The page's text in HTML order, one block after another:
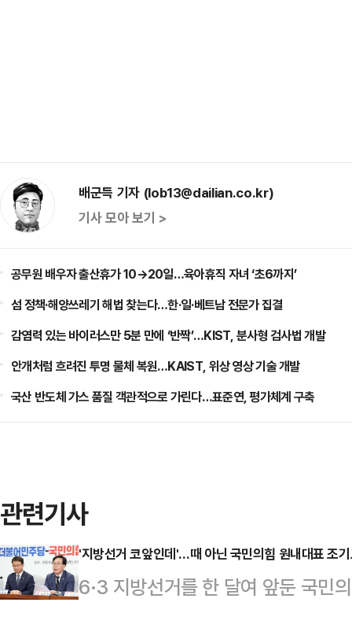
배군득 기자 (lob13@dailian.co.kr)
기사 모아 보기 >
공무원 배우자 출산휴가 10→20일…육아휴직 자녀 ‘초6까지’
섬 정책·해양쓰레기 해법 찾는다…한·일·베트남 전문가 집결
감염력 있는 바이러스만 5분 만에 ‘반짝’…KIST, 분사형 검사법 개발
안개처럼 흐려진 투명 물체 복원…KAIST, 위상 영상 기술 개발
국산 반도체 가스 품질 객관적으로 가린다…표준연, 평가체계 구축
관련기사
'지방선거 코앞인데'…때 아닌 국민의힘 원내대표 조
6·3 지방선거를 한 달여 앞둔 국민